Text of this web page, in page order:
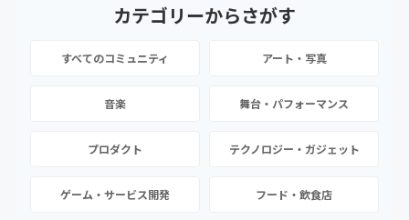
カテゴリーからさがす
すべてのコミュニティ アート・写真
音楽 舞台・パフォーマンス
プロダクト テクノロジー・ガジェット
ゲーム・サービス開発 フード・飲食店